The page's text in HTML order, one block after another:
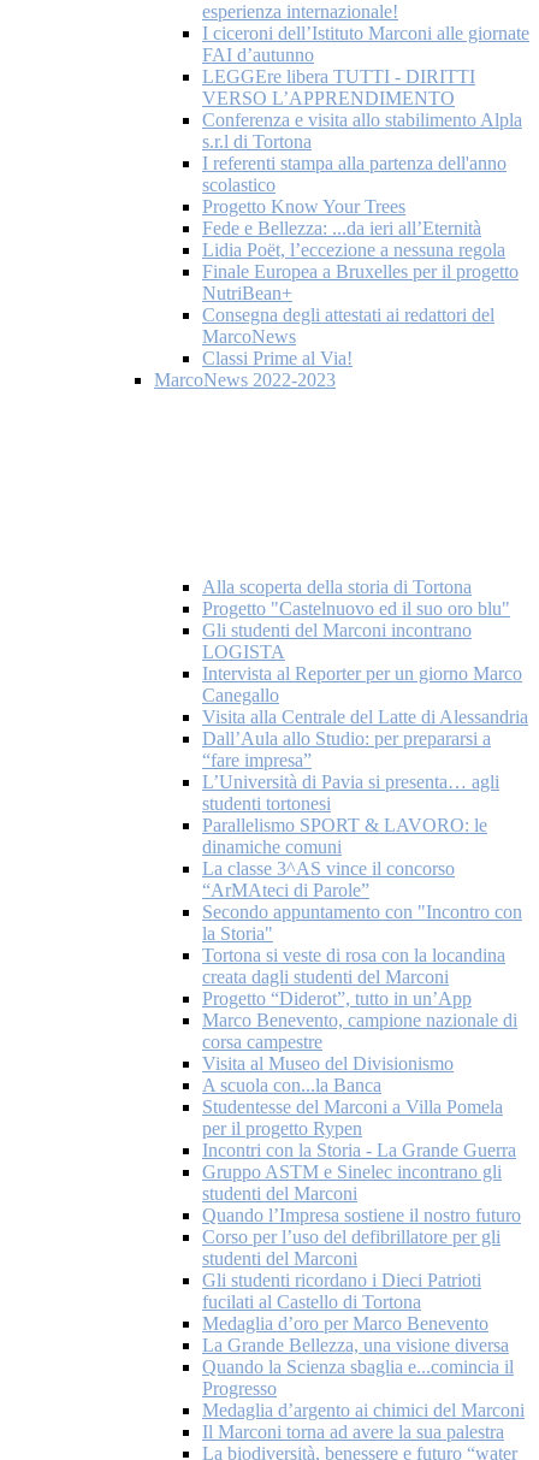
esperienza internazionale!
I ciceroni dell’Istituto Marconi alle giornate
FAI d’autunno
LEGGEre libera TUTTI - DIRITTI
VERSO L’APPRENDIMENTO
Conferenza e visita allo stabilimento Alpla
s.r.l di Tortona
I referenti stampa alla partenza dell'anno
scolastico
Progetto Know Your Trees
Fede e Bellezza: ...da ieri all’Eternità
Lidia Poët, l’eccezione a nessuna regola
Finale Europea a Bruxelles per il progetto
NutriBean+
Consegna degli attestati ai redattori del
MarcoNews
Classi Prime al Via!
MarcoNews 2022-2023
Alla scoperta della storia di Tortona
Progetto "Castelnuovo ed il suo oro blu"
Gli studenti del Marconi incontrano
LOGISTA
Intervista al Reporter per un giorno Marco
Canegallo
Visita alla Centrale del Latte di Alessandria
Dall’Aula allo Studio: per prepararsi a
“fare impresa”
L’Università di Pavia si presenta… agli
studenti tortonesi
Parallelismo SPORT & LAVORO: le
dinamiche comuni
La classe 3^AS vince il concorso
“ArMAteci di Parole”
Secondo appuntamento con "Incontro con
la Storia"
Tortona si veste di rosa con la locandina
creata dagli studenti del Marconi
Progetto “Diderot”, tutto in un’App
Marco Benevento, campione nazionale di
corsa campestre
Visita al Museo del Divisionismo
A scuola con...la Banca
Studentesse del Marconi a Villa Pomela
per il progetto Rypen
Incontri con la Storia - La Grande Guerra
Gruppo ASTM e Sinelec incontrano gli
studenti del Marconi
Quando l’Impresa sostiene il nostro futuro
Corso per l’uso del defibrillatore per gli
studenti del Marconi
Gli studenti ricordano i Dieci Patrioti
fucilati al Castello di Tortona
Medaglia d’oro per Marco Benevento
La Grande Bellezza, una visione diversa
Quando la Scienza sbaglia e...comincia il
Progresso
Medaglia d’argento ai chimici del Marconi
Il Marconi torna ad avere la sua palestra
La biodiversità, benessere e futuro “water